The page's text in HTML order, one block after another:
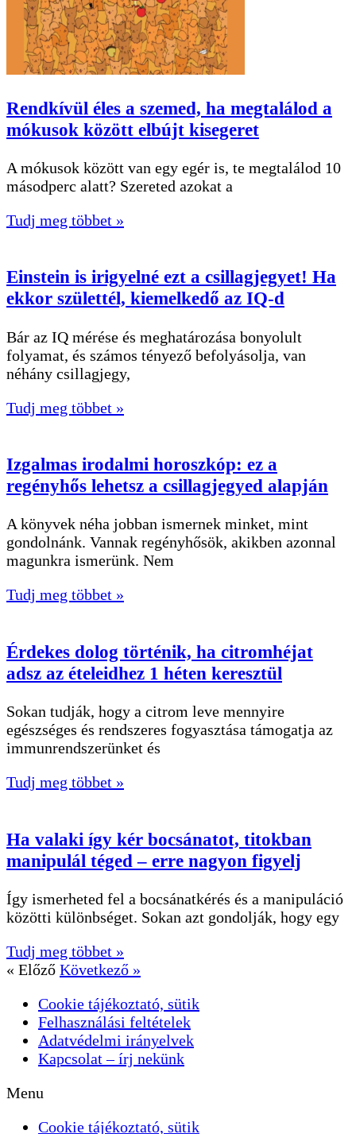
Rendkívül éles a szemed, ha megtalálod a
mókusok között elbújt kisegeret
A mókusok között van egy egér is, te megtalálod 10
másodperc alatt? Szereted azokat a
Tudj meg többet »
Einstein is irigyelné ezt a csillagjegyet! Ha
ekkor születtél, kiemelkedő az IQ-d
Bár az IQ mérése és meghatározása bonyolult
folyamat, és számos tényező befolyásolja, van
néhány csillagjegy,
Tudj meg többet »
Izgalmas irodalmi horoszkóp: ez a
regényhős lehetsz a csillagjegyed alapján
A könyvek néha jobban ismernek minket, mint
gondolnánk. Vannak regényhősök, akikben azonnal
magunkra ismerünk. Nem
Tudj meg többet »
Érdekes dolog történik, ha citromhéjat
adsz az ételeidhez 1 héten keresztül
Sokan tudják, hogy a citrom leve mennyire
egészséges és rendszeres fogyasztása támogatja az
immunrendszerünket és
Tudj meg többet »
Ha valaki így kér bocsánatot, titokban
manipulál téged – erre nagyon figyelj
Így ismerheted fel a bocsánatkérés és a manipuláció
közötti különbséget. Sokan azt gondolják, hogy egy
Tudj meg többet »
« Előző Következő »
Cookie tájékoztató, sütik
Felhasználási feltételek
Adatvédelmi irányelvek
Kapcsolat – írj nekünk
Menu
Cookie tájékoztató, sütik